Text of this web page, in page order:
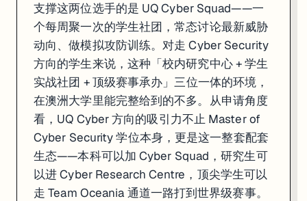
支撑这两位选手的是 UQ Cyber Squad——一
个每周聚一次的学生社团，常态讨论最新威胁
动向、做模拟攻防训练。对走 Cyber Security
方向的学生来说，这种「校内研究中心 + 学生
实战社团 + 顶级赛事承办」三位一体的环境，
在澳洲大学里能完整给到的不多。从申请角度
看，UQ Cyber 方向的吸引力不止 Master of
Cyber Security 学位本身，更是这一整套配套
生态——本科可以加 Cyber Squad，研究生可
以进 Cyber Research Centre，顶尖学生可以
走 Team Oceania 通道一路打到世界级赛事。